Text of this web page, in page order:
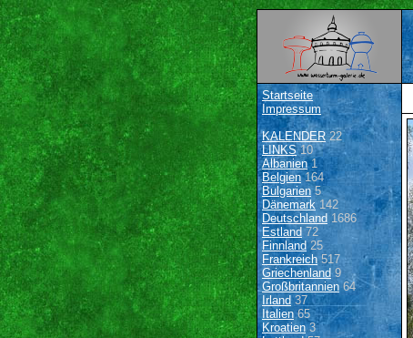
Startseite
Impressum
KALENDER22
LINKS10
Albanien1
Belgien164
Bulgarien 5
Dänemark142
Deutschland 1686
Estland 72
Finnland 25
Frankreich517
Griechenland9
Großbritannien64
Irland 37
Italien65
Kroatien3